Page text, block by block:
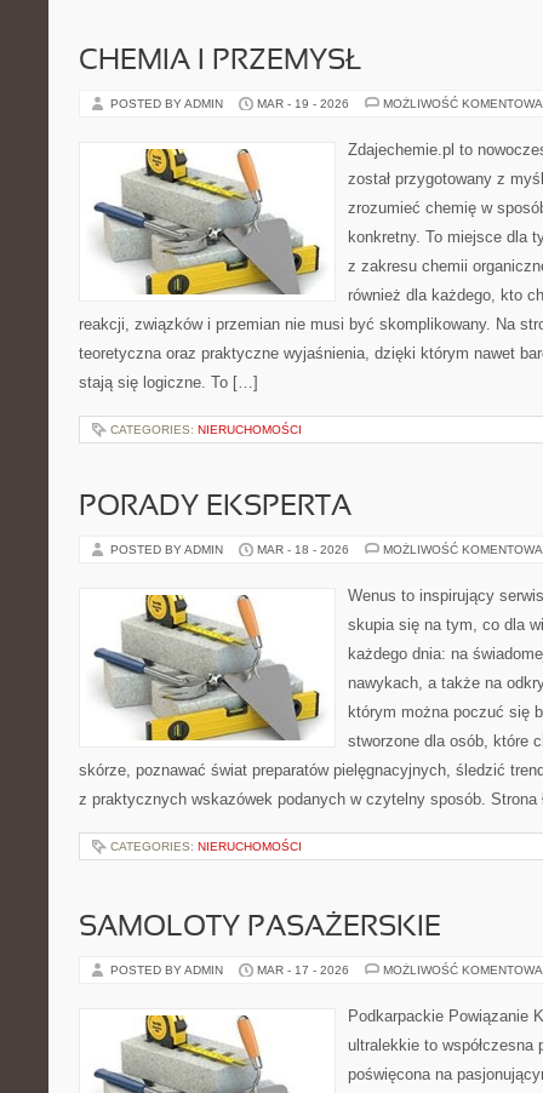
CHEMIA I PRZEMYSŁ
POSTED BY ADMIN MAR - 19 - 2026 MOŻLIWOŚĆ
Zdajechemie.pl to
został przygotowany z
zrozumieć chemię w
konkretny. To miejsce dla
z zakresu chemii
również dla każdego, kto
reakcji, związków i przemian nie musi być skomplikowany. Na
teoretyczna oraz praktyczne wyjaśnienia, dzięki którym nawet
stają się logiczne. To […]
CATEGORIES: NIERUCHOMOŚCI
PORADY EKSPERTA
POSTED BY ADMIN MAR - 18 - 2026 MOŻLIWOŚĆ
Wenus to inspirujący
skupia się na tym, co dla
każdego dnia: na
nawykach, a także na
którym można poczuć się
stworzone dla osób, które
skórze, poznawać świat preparatów pielęgnacyjnych, śledzić
z praktycznych wskazówek podanych w czytelny sposób.
CATEGORIES: NIERUCHOMOŚCI
SAMOLOTY PASAŻERSKIE
POSTED BY ADMIN MAR - 17 - 2026 MOŻLIWOŚĆ
Podkarpackie Powiązanie
ultralekkie to
poświęcona na